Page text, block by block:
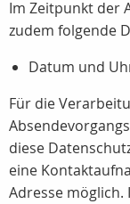
Im Zeitpunkt der
zudem folgende
Datum und
Für die
diese
eine
Adresse möglich.